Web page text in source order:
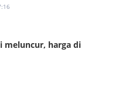
meluncur, harga di